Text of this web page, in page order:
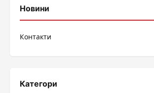
Новини
Контакти
Категори